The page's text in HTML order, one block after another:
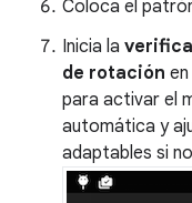
Coloca el
Inicia la
de rotación
para activar el
automática y
adaptables si